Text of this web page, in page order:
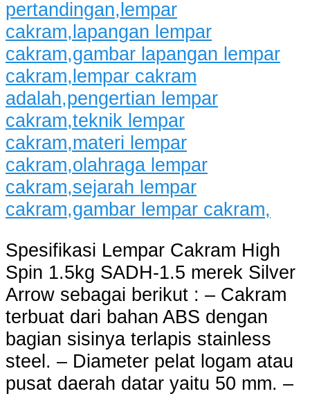
Spesifikasi Lempar Cakram High
Spin 1.5kg SADH-1.5 merek Silver
Arrow sebagai berikut : – Cakram
terbuat dari bahan ABS dengan
bagian sisinya terlapis stainless
steel. – Diameter pelat logam atau
pusat daerah datar yaitu 50 mm. –